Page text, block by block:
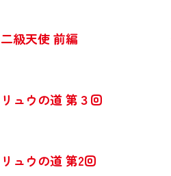
二級天使 前編
リュウの道 第３回
リュウの道 第2回